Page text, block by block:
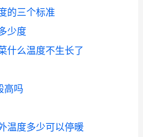
的三个标准
少度
什么温度不生长了
高吗
温度多少可以停暖